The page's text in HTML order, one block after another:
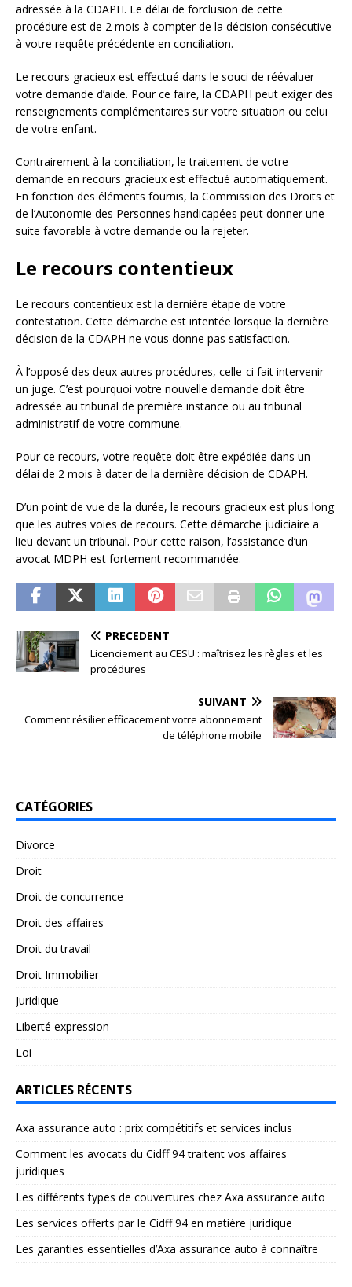
adressée à la CDAPH. Le délai de forclusion de cette
procédure est de 2 mois à compter de la décision consécutive
à votre requête précédente en conciliation.
Le recours gracieux est effectué dans le souci de réévaluer
votre demande d’aide. Pour ce faire, la CDAPH peut exiger des
renseignements complémentaires sur votre situation ou celui
de votre enfant.
Contrairement à la conciliation, le traitement de votre
demande en recours gracieux est effectué automatiquement.
En fonction des éléments fournis, la Commission des Droits et
de l’Autonomie des Personnes handicapées peut donner une
suite favorable à votre demande ou la rejeter.
Le recours contentieux
Le recours contentieux est la dernière étape de votre
contestation. Cette démarche est intentée lorsque la dernière
décision de la CDAPH ne vous donne pas satisfaction.
À l’opposé des deux autres procédures, celle-ci fait intervenir
un juge. C’est pourquoi votre nouvelle demande doit être
adressée au tribunal de première instance ou au tribunal
administratif de votre commune.
Pour ce recours, votre requête doit être expédiée dans un
délai de 2 mois à dater de la dernière décision de CDAPH.
D’un point de vue de la durée, le recours gracieux est plus long
que les autres voies de recours. Cette démarche judiciaire a
lieu devant un tribunal. Pour cette raison, l’assistance d’un
avocat MDPH est fortement recommandée.
PRÉCÉDENT
Licenciement au CESU : maîtrisez les règles et les
procédures
SUIVANT
Comment résilier efficacement votre abonnement
de téléphone mobile
CATÉGORIES
Divorce
Droit
Droit de concurrence
Droit des affaires
Droit du travail
Droit Immobilier
Juridique
Liberté expression
Loi
ARTICLES RÉCENTS
Axa assurance auto : prix compétitifs et services inclus
Comment les avocats du Cidff 94 traitent vos affaires
juridiques
Les différents types de couvertures chez Axa assurance auto
Les services offerts par le Cidff 94 en matière juridique
Les garanties essentielles d’Axa assurance auto à connaître